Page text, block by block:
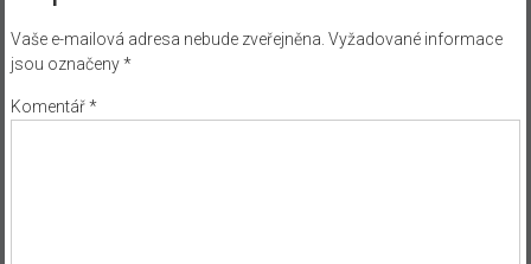
Vaše e-mailová adresa nebude zveřejněna. Vyžadované informace
jsou označeny*
Komentář*